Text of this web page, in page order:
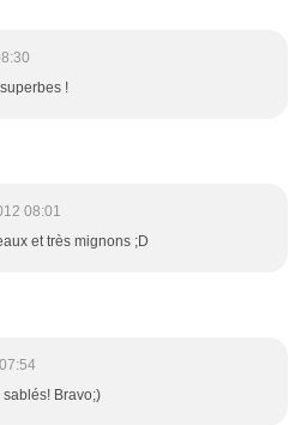
!
08:01
et très mignons ;D
sablés! Bravo;)